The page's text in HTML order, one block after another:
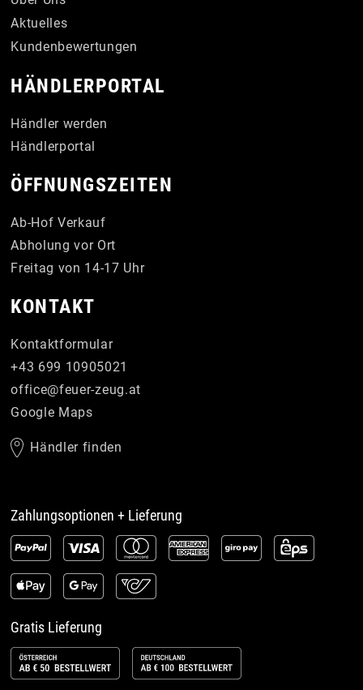
Aktuelles
Kundenbewertungen
HÄNDLERPORTAL
Händler werden
Händlerportal
ÖFFNUNGSZEITEN
Ab-Hof Verkauf
Abholung vor Ort
Freitag von 14-17 Uhr
KONTAKT
Kontaktformular
+43 699 10905021
office@feuer-zeug.at
Google Maps
Händler finden
Zahlungsoptionen + Lieferung
Gratis Lieferung